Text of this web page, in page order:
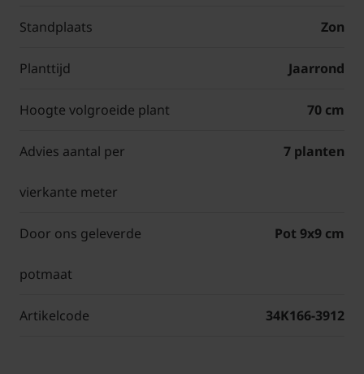
Standplaats Zon
Planttijd Jaarrond
Hoogte volgroeide plant 70 cm
Advies aantal per
vierkante meter
7 planten
Door ons geleverde
potmaat
Pot 9x9 cm
Artikelcode 34K166-3912